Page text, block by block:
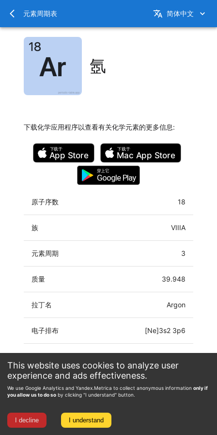
This website uses cookies to analyze user
experience and ads effectiveness.
We use Google Analytics and Yandex.Metrica to collect anonymous information only if
you allow us to do so by clicking "I understand" button.
I decline I understand
元素周期表 简体中文
氬
下载化学应用程序以查看有关化学元素的更多信息:
下载于
App Store
下载于
Mac App Store
穿上它
Google Play
原子序数 18
族 VIIIA
元素周期 3
质量 39.948
拉丁名 Argon
电子排布 [Ne]3s2 3p6